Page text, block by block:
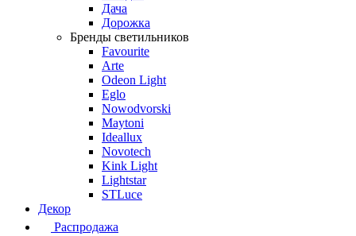
Дача
Дорожка
Бренды светильников
Favourite
Arte
Odeon Light
Eglo
Nowodvorski
Maytoni
Ideallux
Novotech
Kink Light
Lightstar
STLuce
Декор
Распродажа